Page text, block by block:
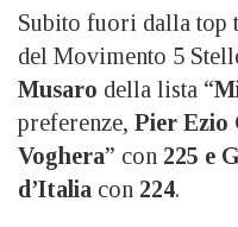
Subito fuori dalla top
del Movimento 5
Musaro della lista “
preferenze, Pier Ezio
Voghera” con 225 e
d’Italia con 224.